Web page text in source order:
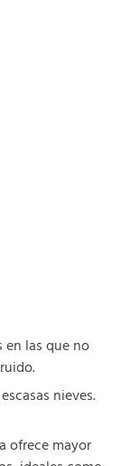
en las que no
nieves.
ofrece mayor